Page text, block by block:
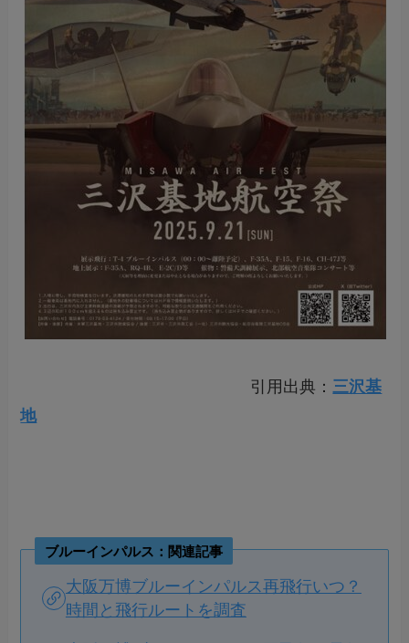
引用出典： 三沢基
地
ブルーインパルス：関連記事
大阪万博ブルーインパルス再飛行いつ？
時間と飛行ルートを調査